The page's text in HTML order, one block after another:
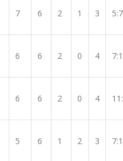
7 6 2 1 3 5:7
6 6 2 0 4
6 6 2 0 4
5 6 1 2 3